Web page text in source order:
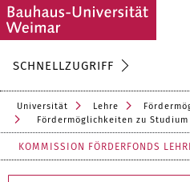
SCHNELLZUGRIFF
Universität Lehre
Fördermöglichkeiten zu Studium
KOMMISSION FÖRDERFONDS